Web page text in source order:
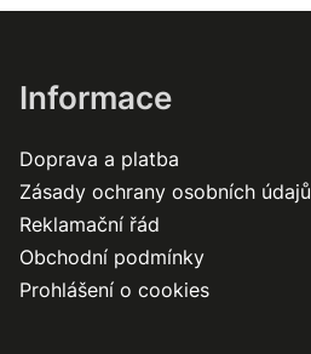
Informace
Doprava a platba
Zásady ochrany osobních údajů
Reklamační řád
Obchodní podmínky
Prohlášení o cookies